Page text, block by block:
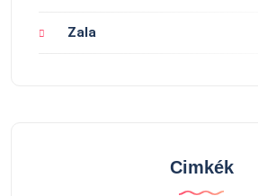
Zala
Cimkék